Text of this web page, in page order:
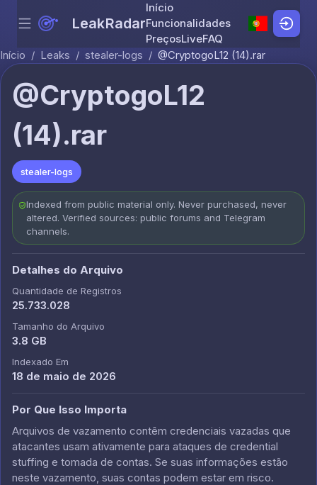
Skip to content
Menu LeakRadar
Início
Funcionalidades
PreçosLiveFAQ
Início / Leaks / stealer-logs / @CryptogoL12 (14).rar
@CryptogoL12
(14).rar
stealer-logs
Indexed from public material only. Never purchased, never
altered. Verified sources: public forums and Telegram
channels.
Detalhes do Arquivo
Quantidade de Registros
25.733.028
Tamanho do Arquivo
3.8 GB
Indexado Em
18 de maio de 2026
Por Que Isso Importa
Arquivos de vazamento contêm credenciais vazadas que
atacantes usam ativamente para ataques de credential
stuffing e tomada de contas. Se suas informações estão
neste vazamento, suas contas podem estar em risco.